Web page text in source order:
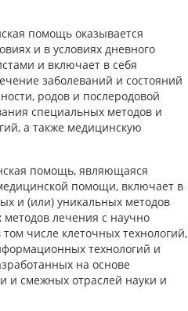
помощь оказывается
и в условиях дневного
и включает в себя
заболеваний и состояний
родов и послеродовой
специальных методов и
а также медицинскую
помощь, являющаяся
помощи, включает в
и (или) уникальных методов
методов лечения с научно
числе клеточных технологий,
технологий и
на основе
и смежных отраслей науки и